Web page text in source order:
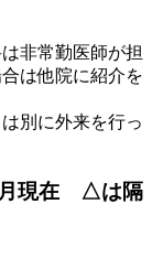
非常勤医師が担
は他院に紹介を
別に外来を行っ
月現在 △は隔